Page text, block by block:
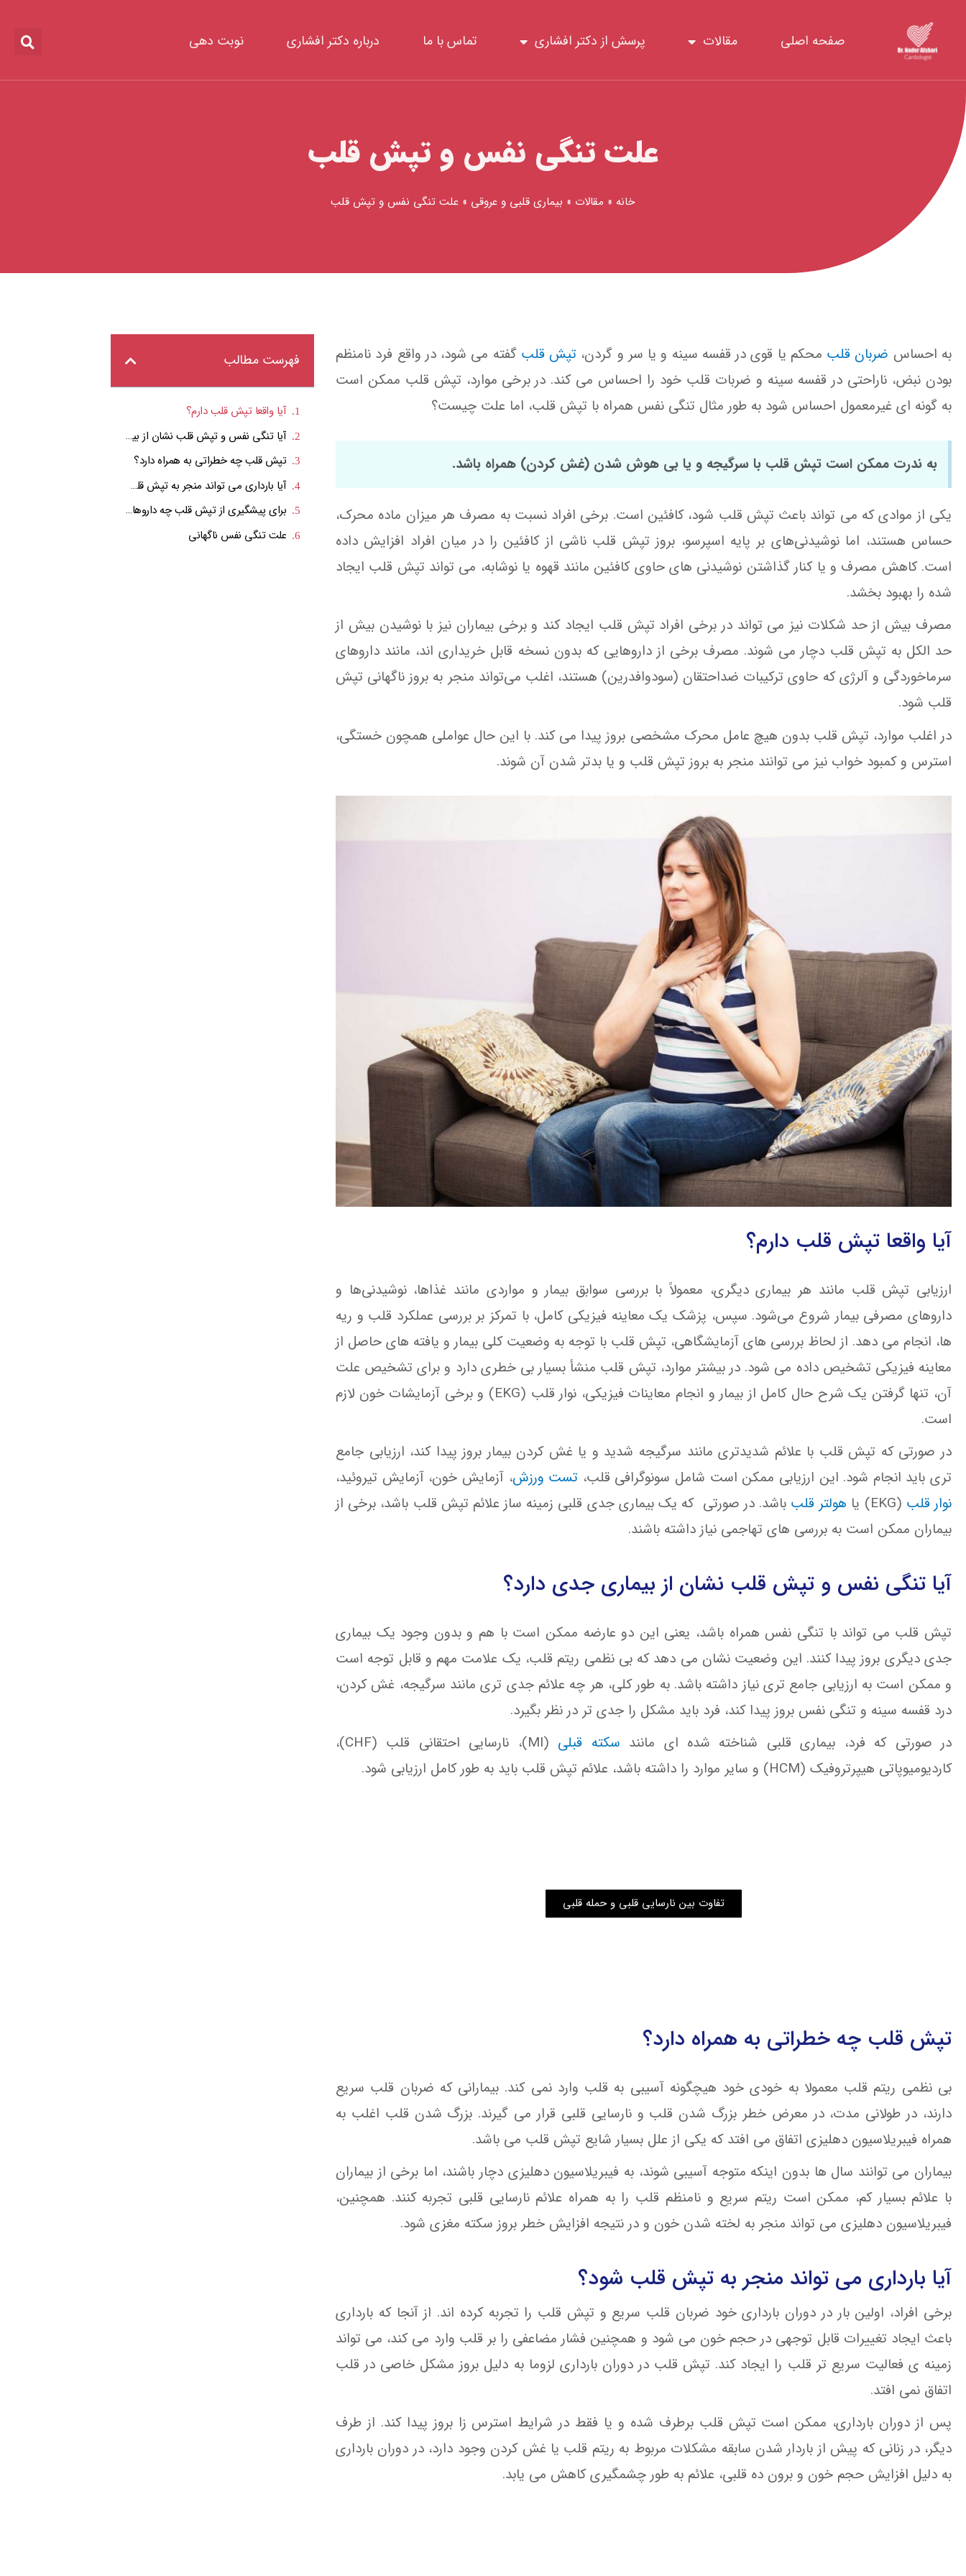
محتوا
صفحه اصلی مقالات پرسش از دکتر افشاری تماس با ما درباره دکتر افشاری نوبت دهی
علت تنگی نفس و تپش قلب
خانه » مقالات » بیماری قلبی و عروقی » علت تنگی نفس و تپش قلب
به احساس ضربان قلب محکم یا قوی در قفسه سینه و یا سر و گردن، تپش قلب گفته می شود، در واقع فرد نامنظم
بودن نبض، ناراحتی در قفسه سینه و ضربات قلب خود را احساس می کند. در برخی موارد، تپش قلب ممکن است
به گونه ای غیرمعمول احساس شود به طور مثال تنگی نفس همراه با تپش قلب، اما علت چیست؟
به ندرت ممکن است تپش قلب با سرگیجه و یا بی هوش شدن (غش کردن) همراه باشد.
یکی از موادی که می تواند باعث تپش قلب شود، کافئین است. برخی افراد نسبت به مصرف هر میزان ماده محرک،
حساس هستند، اما نوشیدنی‌های بر پایه اسپرسو، بروز تپش قلب ناشی از کافئین را در میان افراد افزایش داده
است. کاهش مصرف و یا کنار گذاشتن نوشیدنی های حاوی کافئین مانند قهوه یا نوشابه، می تواند تپش قلب ایجاد
شده را بهبود بخشد.
مصرف بیش از حد شکلات نیز می تواند در برخی افراد تپش قلب ایجاد کند و برخی بیماران نیز با نوشیدن بیش از
حد الکل به تپش قلب دچار می شوند. مصرف برخی از داروهایی که بدون نسخه قابل خریداری اند، مانند داروهای
سرماخوردگی و آلرژی که حاوی ترکیبات ضداحتقان (سودو‌افدرین) هستند، اغلب می‌تواند منجر به بروز ناگهانی تپش
قلب شود.
در اغلب موارد، تپش قلب بدون هیچ عامل محرک مشخصی بروز پیدا می کند. با این حال عواملی همچون خستگی،
استرس و کمبود خواب نیز می توانند منجر به بروز تپش قلب و یا بدتر شدن آن شوند.
آیا واقعا تپش قلب دارم؟
ارزیابی تپش قلب مانند هر بیماری دیگری، معمولاً با بررسی سوابق بیمار و مواردی مانند غذاها، نوشیدنی‌ها و
داروهای مصرفی بیمار شروع می‌شود. سپس، پزشک یک معاینه فیزیکی کامل، با تمرکز بر بررسی عملکرد قلب و ریه
ها، انجام می دهد. از لحاظ بررسی های آزمایشگاهی، تپش قلب با توجه به وضعیت کلی بیمار و یافته های حاصل از
معاینه فیزیکی تشخیص داده می شود. در بیشتر موارد، تپش قلب منشأ بسیار بی خطری دارد و برای تشخیص علت
آن، تنها گرفتن یک شرح حال کامل از بیمار و انجام معاینات فیزیکی، نوار قلب (EKG) و برخی آزمایشات خون لازم
است.
در صورتی که تپش قلب با علائم شدیدتری مانند سرگیجه شدید و یا غش کردن بیمار بروز پیدا کند، ارزیابی جامع
تری باید انجام شود. این ارزیابی ممکن است شامل سونوگرافی قلب، تست ورزش، آزمایش خون، آزمایش‌ تیروئید،
نوار قلب (EKG) یا هولتر قلب باشد. در صورتی که یک بیماری جدی قلبی زمینه ساز علائم تپش قلب باشد، برخی از
بیماران ممکن است به بررسی های تهاجمی نیاز داشته باشند.
آیا تنگی نفس و تپش قلب نشان از بیماری جدی دارد؟
تپش قلب می تواند با تنگی نفس همراه باشد، یعنی این دو عارضه ممکن است با هم و بدون وجود یک بیماری
جدی دیگری بروز پیدا کنند. این وضعیت نشان می دهد که بی نظمی ریتم قلب، یک علامت مهم و قابل توجه است
و ممکن است به ارزیابی جامع تری نیاز داشته باشد. به طور کلی، هر چه علائم جدی تری مانند سرگیجه، غش کردن،
درد قفسه سینه و تنگی نفس بروز پیدا کند، فرد باید مشکل را جدی‌ تر در نظر بگیرد.
در صورتی که فرد، بیماری قلبی شناخته شده ای مانند سکته قبلی
(MI)، نارسایی احتقانی قلب (CHF)،
کاردیومیوپاتی هیپرتروفیک (HCM) و سایر موارد را داشته باشد، علائم تپش قلب باید به طور کامل ارزیابی شود.
تفاوت بین نارسایی قلبی و حمله قلبی
تپش قلب چه خطراتی به همراه دارد؟
بی نظمی ریتم قلب معمولا به خودی خود هیچگونه آسیبی به قلب وارد نمی کند. بیمارانی که ضربان قلب سریع
دارند، در طولانی مدت، در معرض خطر بزرگ شدن قلب و نارسایی قلبی قرار می گیرند. بزرگ شدن قلب اغلب به
همراه فیبریلاسیون دهلیزی اتفاق می افتد که یکی از علل بسیار شایع تپش قلب می باشد.
بیماران می توانند سال ها بدون اینکه متوجه آسیبی شوند، به فیبریلاسیون دهلیزی دچار باشند، اما برخی از بیماران
با علائم بسیار کم، ممکن است ریتم سریع و نامنظم قلب را به همراه علائم نارسایی قلبی تجربه کنند. همچنین،
فیبریلاسیون دهلیزی می تواند منجر به لخته شدن خون و در نتیجه افزایش خطر بروز سکته مغزی شود.
آیا بارداری می تواند منجر به تپش قلب شود؟
برخی افراد، اولین بار در دوران بارداری خود ضربان قلب سریع و تپش قلب را تجربه کرده اند. از آنجا که بارداری
باعث ایجاد تغییرات قابل توجهی در حجم خون می شود و همچنین فشار مضاعفی را بر قلب وارد می کند، می تواند
زمینه ی فعالیت سریع تر قلب را ایجاد کند. تپش قلب در دوران بارداری لزوما به دلیل بروز مشکل خاصی در قلب
اتفاق نمی افتد.
پس از دوران بارداری، ممکن است تپش قلب برطرف شده و یا فقط در شرایط استرس زا بروز پیدا کند. از طرف
دیگر، در زنانی که پیش از باردار شدن سابقه مشکلات مربوط به ریتم قلب یا غش کردن وجود دارد، در دوران بارداری
به دلیل افزایش حجم خون و برون ده قلبی، علائم به طور چشمگیری کاهش می یابد.
فهرست مطالب
آیا واقعا تپش قلب دارم؟
آیا تنگی نفس و تپش قلب نشان از بیماری جدی دارد؟
تپش قلب چه خطراتی به همراه دارد؟
آیا بارداری می تواند منجر به تپش قلب شود؟
برای پیشگیری از تپش قلب چه داروهایی تجویز می شود؟
علت تنگی نفس ناگهانی